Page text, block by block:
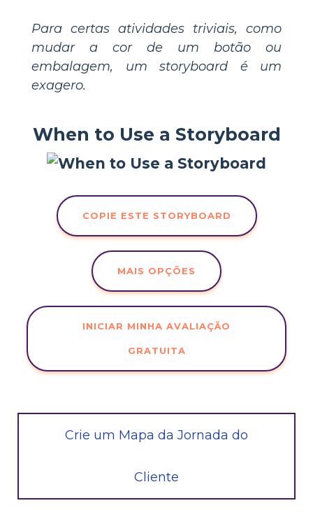
Para certas atividades triviais, como
mudar a cor de um botão ou
embalagem, um storyboard é um
exagero.
When to Use a Storyboard
COPIE ESTE STORYBOARD
MAIS OPÇÕES
INICIAR MINHA AVALIAÇÃO
GRATUITA
Crie um Mapa da Jornada do
Cliente